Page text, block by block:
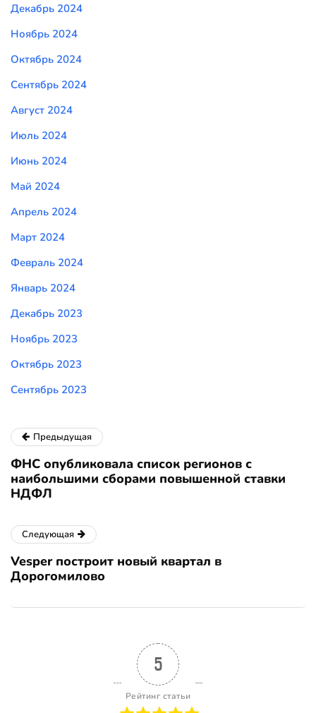
Декабрь 2024
Ноябрь 2024
Октябрь 2024
Сентябрь 2024
Август 2024
Июль 2024
Июнь 2024
Май 2024
Апрель 2024
Март 2024
Февраль 2024
Январь 2024
Декабрь 2023
Ноябрь 2023
Октябрь 2023
Сентябрь 2023
Предыдущая
ФНС опубликовала список регионов с
наибольшими сборами повышенной ставки
НДФЛ
Следующая
Vesper построит новый квартал в
Дорогомилово
5
Рейтинг статьи